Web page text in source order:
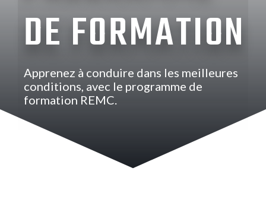
DE FORMATION
Apprenez à conduire dans les meilleures
conditions, avec le programme de
formation REMC.